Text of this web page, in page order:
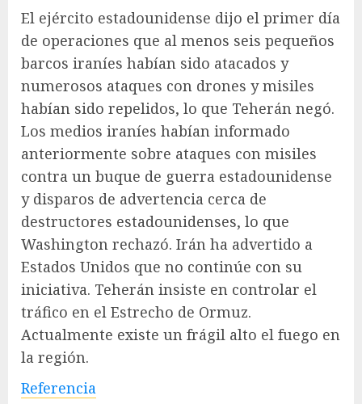
El ejército estadounidense dijo el primer día
de operaciones que al menos seis pequeños
barcos iraníes habían sido atacados y
numerosos ataques con drones y misiles
habían sido repelidos, lo que Teherán negó.
Los medios iraníes habían informado
anteriormente sobre ataques con misiles
contra un buque de guerra estadounidense
y disparos de advertencia cerca de
destructores estadounidenses, lo que
Washington rechazó. Irán ha advertido a
Estados Unidos que no continúe con su
iniciativa. Teherán insiste en controlar el
tráfico en el Estrecho de Ormuz.
Actualmente existe un frágil alto el fuego en
la región.
Referencia